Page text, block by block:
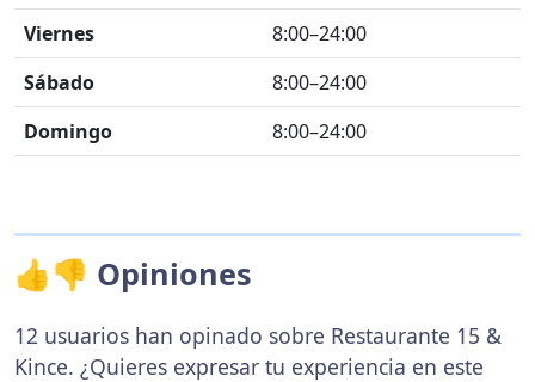
Viernes
8:00–24:00
Sábado
8:00–24:00
Domingo
8:00–24:00
👍👎 Opiniones
12 usuarios han opinado sobre Restaurante 15 &
Kince. ¿Quieres expresar tu experiencia en este